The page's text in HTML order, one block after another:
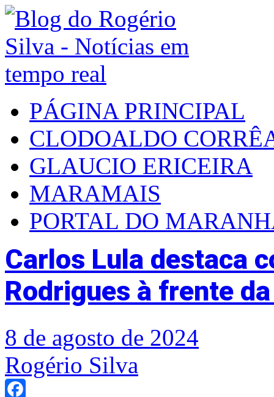
PÁGINA PRINCIPAL
CLODOALDO
GLAUCIO ERICEIRA
MARAMAIS
PORTAL DO
Carlos Lula destaca
Rodrigues à frente
8 de agosto de 2024
Rogério Silva